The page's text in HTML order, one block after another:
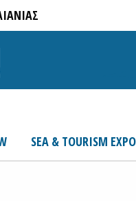
SEA & TOURISM EXPO